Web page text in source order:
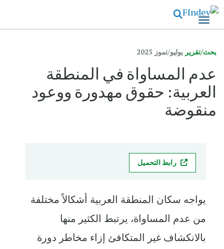
بحث/تقرير يوليو/تموز 2025
عدم المساواة في المنطقة
العربية: حقوق مهدورة ووعود
منقوضة
رابط التحميل
يواجه سكان المنطقة العربية أشكالاً مختلفة
من عدم المساواة، يرتبط الكثير منها
بالانكشاف غير المتكافئ إزاء مخاطر دورة